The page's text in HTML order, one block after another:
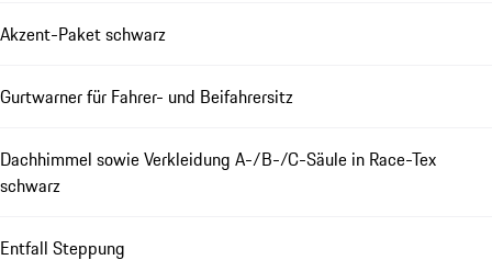
Akzent-Paket schwarz
Gurtwarner für Fahrer- und Beifahrersitz
Dachhimmel sowie Verkleidung A-/B-/C-Säule in Race-Tex
schwarz
Entfall Steppung